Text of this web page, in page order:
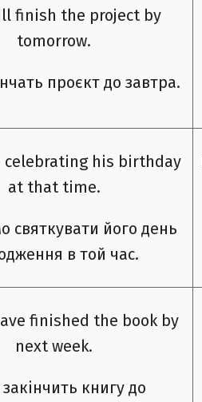
finish the project by
tomorrow.
проєкт до завтра.
celebrating his birthday
at that time.
святкувати його день
в той час.
finished the book by
next week.
книгу до